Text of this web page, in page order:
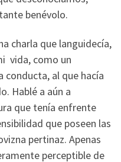
benévolo.
charla que languidecía,
vida, como un
conducta, al que hacía
Hablé a aún a
que tenía enfrente
que poseen las
pertinaz. Apenas
perceptible de